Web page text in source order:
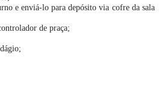
e enviá-lo para depósito via cofre da sala
de praça;